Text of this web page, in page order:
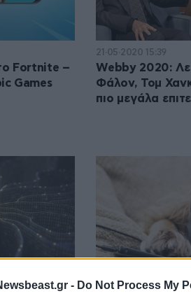
- Do Not Process My
Fortnite –
Games
21·05·2020 15:39
Webby 2020:
Φάλον, Τομ
πιο μεγάλα